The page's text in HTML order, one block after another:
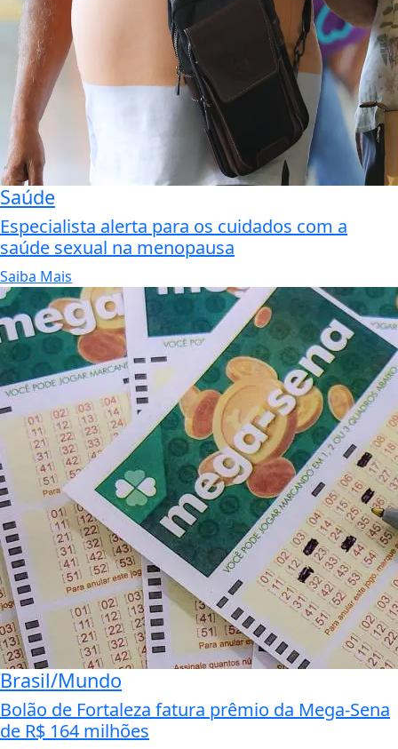
Saúde
Especialista alerta para os cuidados com a
saúde sexual na menopausa
Saiba Mais
Brasil/Mundo
Bolão de Fortaleza fatura prêmio da Mega-Sena
de R$ 164 milhões